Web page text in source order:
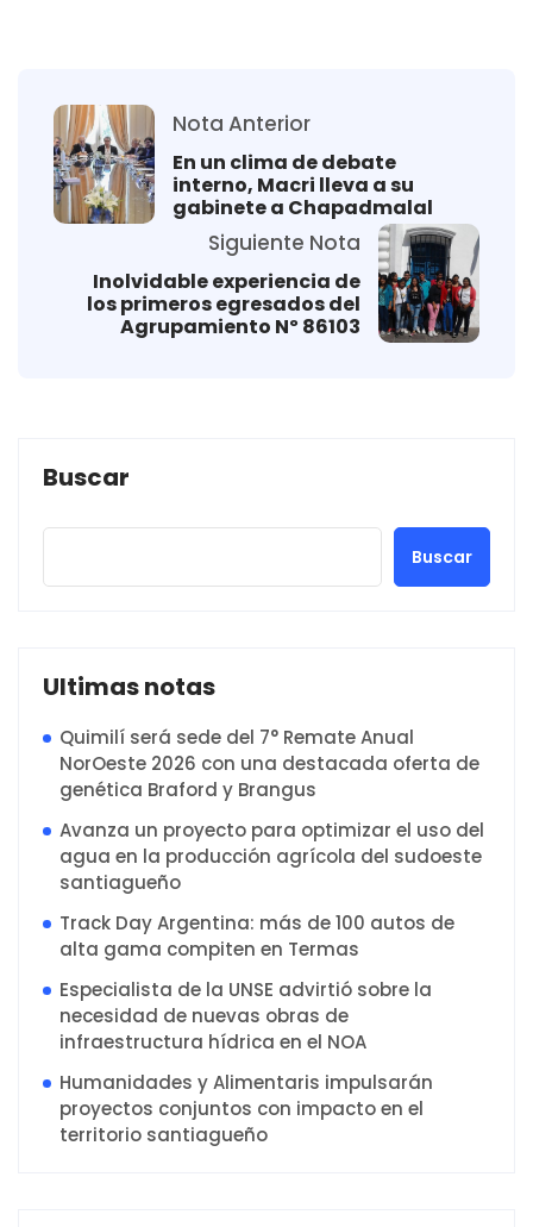
Nota Anterior
En un clima de debate
interno, Macri lleva a su
gabinete a Chapadmalal
Siguiente Nota
Inolvidable experiencia de
los primeros egresados del
Agrupamiento Nº 86103
Buscar
Buscar
Ultimas notas
Quimilí será sede del 7° Remate Anual
NorOeste 2026 con una destacada oferta de
genética Braford y Brangus
Avanza un proyecto para optimizar el uso del
agua en la producción agrícola del sudoeste
santiagueño
Track Day Argentina: más de 100 autos de
alta gama compiten en Termas
Especialista de la UNSE advirtió sobre la
necesidad de nuevas obras de
infraestructura hídrica en el NOA
Humanidades y Alimentaris impulsarán
proyectos conjuntos con impacto en el
territorio santiagueño